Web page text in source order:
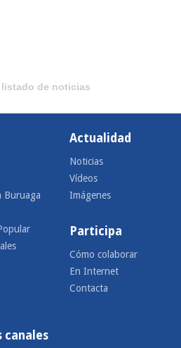
de noticias
Buruaga
Actualidad
Noticias
Vídeos
Imágenes
Participa
Cómo colaborar
En Internet
Contacta
canales